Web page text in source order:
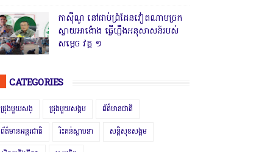
កាសុីណូ នៅជាប់ព្រំដែនវៀតណាមច្រក
ស្វាយអាង៉ោង ធ្វើហ្នឹងអនុសាសន៍របស់
សម្ដេច វគ្គ ១
CATEGORIES
ជ្រុងមួយសង្ ជ្រុងមួយសង្គម ព័ត៌មានជាតិ
ព័ត៌មានអន្តរជាតិ រិះគន់ស្ថាបនា សន្តិសុខសង្គម